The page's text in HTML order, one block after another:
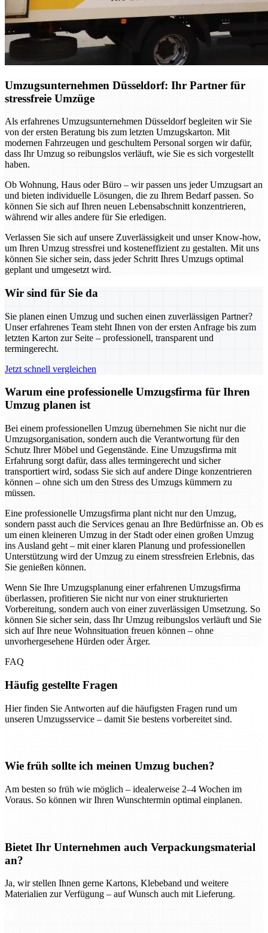
Umzugsunternehmen Düsseldorf: Ihr Partner für
stressfreie Umzüge
Als erfahrenes Umzugsunternehmen Düsseldorf begleiten wir Sie
von der ersten Beratung bis zum letzten Umzugskarton. Mit
modernen Fahrzeugen und geschultem Personal sorgen wir dafür,
dass Ihr Umzug so reibungslos verläuft, wie Sie es sich vorgestellt
haben.
Ob Wohnung, Haus oder Büro – wir passen uns jeder Umzugsart an
und bieten individuelle Lösungen, die zu Ihrem Bedarf passen. So
können Sie sich auf Ihren neuen Lebensabschnitt konzentrieren,
während wir alles andere für Sie erledigen.
Verlassen Sie sich auf unsere Zuverlässigkeit und unser Know-how,
um Ihren Umzug stressfrei und kosteneffizient zu gestalten. Mit uns
können Sie sicher sein, dass jeder Schritt Ihres Umzugs optimal
geplant und umgesetzt wird.
Wir sind für Sie da
Sie planen einen Umzug und suchen einen zuverlässigen Partner?
Unser erfahrenes Team steht Ihnen von der ersten Anfrage bis zum
letzten Karton zur Seite – professionell, transparent und
termingerecht.
Jetzt schnell vergleichen
Warum eine professionelle Umzugsfirma für Ihren
Umzug planen ist
Bei einem professionellen Umzug übernehmen Sie nicht nur die
Umzugsorganisation, sondern auch die Verantwortung für den
Schutz Ihrer Möbel und Gegenstände. Eine Umzugsfirma mit
Erfahrung sorgt dafür, dass alles termingerecht und sicher
transportiert wird, sodass Sie sich auf andere Dinge konzentrieren
können – ohne sich um den Stress des Umzugs kümmern zu
müssen.
Eine professionelle Umzugsfirma plant nicht nur den Umzug,
sondern passt auch die Services genau an Ihre Bedürfnisse an. Ob es
um einen kleineren Umzug in der Stadt oder einen großen Umzug
ins Ausland geht – mit einer klaren Planung und professionellen
Unterstützung wird der Umzug zu einem stressfreien Erlebnis, das
Sie genießen können.
Wenn Sie Ihre Umzugsplanung einer erfahrenen Umzugsfirma
überlassen, profitieren Sie nicht nur von einer strukturierten
Vorbereitung, sondern auch von einer zuverlässigen Umsetzung. So
können Sie sicher sein, dass Ihr Umzug reibungslos verläuft und Sie
sich auf Ihre neue Wohnsituation freuen können – ohne
unvorhergesehene Hürden oder Ärger.
FAQ
Häufig gestellte Fragen
Hier finden Sie Antworten auf die häufigsten Fragen rund um
unseren Umzugsservice – damit Sie bestens vorbereitet sind.
Wie früh sollte ich meinen Umzug buchen?
Am besten so früh wie möglich – idealerweise 2–4 Wochen im
Voraus. So können wir Ihren Wunschtermin optimal einplanen.
Bietet Ihr Unternehmen auch Verpackungsmaterial
an?
Ja, wir stellen Ihnen gerne Kartons, Klebeband und weitere
Materialien zur Verfügung – auf Wunsch auch mit Lieferung.